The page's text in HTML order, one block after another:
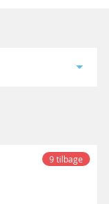
9 tilbage